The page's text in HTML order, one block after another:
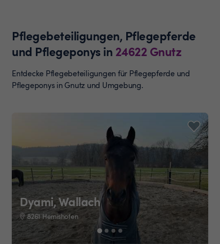
Pflegebeteiligungen, Pflegepferde
und Pflegeponys in 24622 Gnutz
Entdecke Pflegebeteiligungen für Pflegepferde und
Pflegeponys in Gnutz und Umgebung.
Dyami, Wallach
8261 Hemishofen